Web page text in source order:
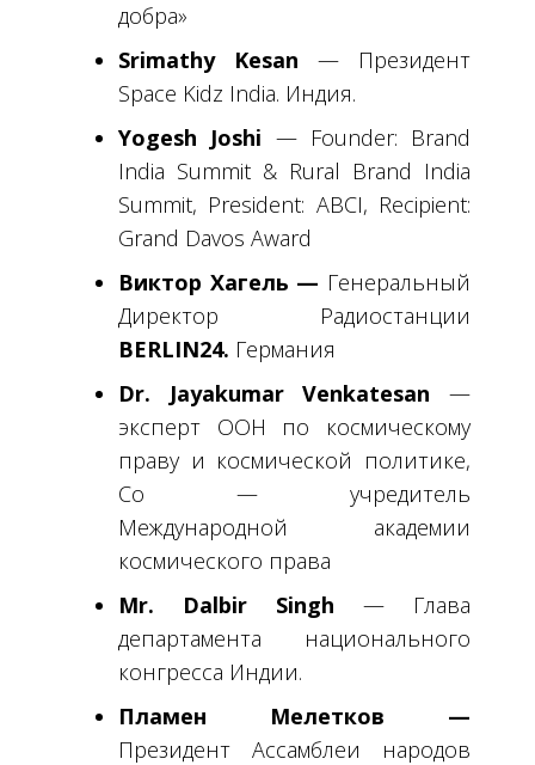
добра»
Srimathy Kesan — Президент
Space Kidz India. Индия.
Yogesh Joshi — Founder: Brand
India Summit & Rural Brand India
Summit, President: ABCI, Recipient:
Grand Davos Award
Виктор Хагель — Генеральный
Директор Радиостанции
BERLIN24. Германия
Dr. Jayakumar Venkatesan —
эксперт ООН по космическому
праву и космической политике,
Со — учредитель
Международной академии
космического права
Mr. Dalbir Singh — Глава
департамента национального
конгресса Индии.
Пламен Мелетков —
Президент
Ассамблеи народов